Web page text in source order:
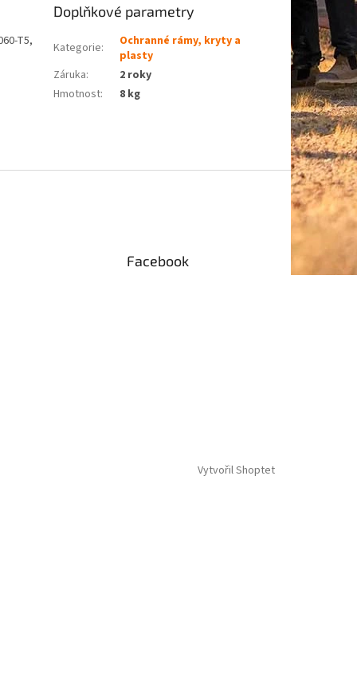
T5,
Doplňkové parametry
Kategorie:
Ochranné rámy, kryty a
plasty
Záruka:
2 roky
Hmotnost: 8 kg
Facebook
Vytvořil Shoptet